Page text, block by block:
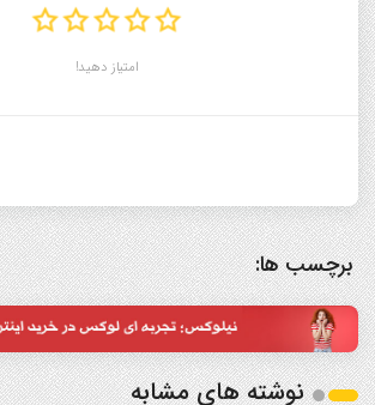
امتیاز دهید!
برچسب ها:
نوشته های مشابه